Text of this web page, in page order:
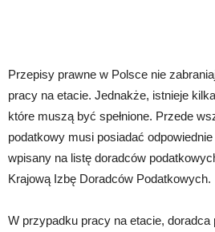
Przepisy prawne w Polsce nie
pracy na etacie. Jednakże, istnieje
które muszą być spełnione. Przede
podatkowy musi posiadać
wpisany na listę doradców
Krajową Izbę Doradców Podatkowych.
W przypadku pracy na etacie,